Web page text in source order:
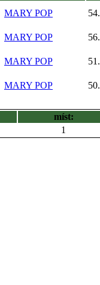
MARY POP
MARY POP
MARY POP
MARY POP
míst:
1